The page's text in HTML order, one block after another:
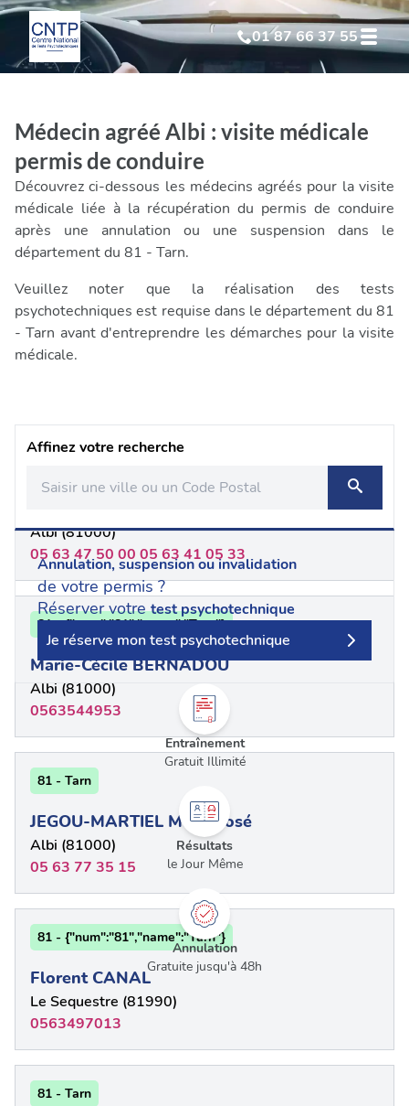
01 87 66 37 55
Test Psychotechnique
Test Psychotechniquesuite à invalidation
Test Psychotechnique
Médecin agréé Albi : visite médicale
permis de conduire
Découvrez ci-dessous les médecins agréés pour la visite
médicale liée à la récupération du permis de conduire
après une annulation ou une suspension dans le
département du 81 - Tarn.
Veuillez noter que la réalisation des tests
psychotechniques est requise dans le département du 81
- Tarn avant d'entreprendre les démarches pour la visite
médicale.
Affinez votre recherche
Annulation, suspension ou invalidation
de votre permis ?
Réserver votretest psychotechnique
Je réserve mon test psychotechnique
Entraînement
Gratuit Illimité
Résultats
le Jour Même
Annulation
Gratuite jusqu'à 48h
Albi (81000)
05 63 47 50 00 05 63 41 05 33
81 - {"num":"81","name":"Tarn"}
Marie-Cécile BERNADOU
Albi (81000)
0563544953
81 - Tarn
JEGOU-MARTIEL Marie-José
Albi (81000)
05 63 77 35 15
81 - {"num":"81","name":"Tarn"}
Florent CANAL
Le Sequestre (81990)
0563497013
81 - Tarn